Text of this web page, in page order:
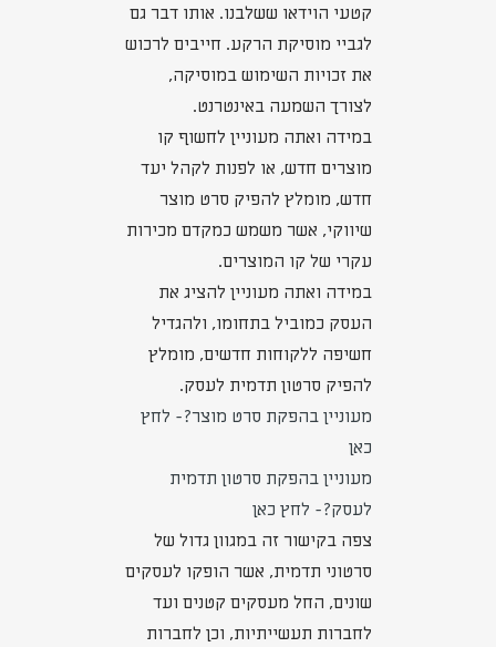
קטעי הוידאו ששלבנו. אותו דבר גם
לגביי מוסיקת הרקע. חייבים לרכוש
את זכויות השימוש במוסיקה,
לצורך השמעה באינטרנט.
במידה ואתה מעוניין לחשוף קו
מוצרים חדש, או לפנות לקהל יעד
חדש, מומלץ להפיק סרט מוצר
שיווקי, אשר משמש כמקדם מכירות
עקרי של קו המוצרים.
במידה ואתה מעוניין להציג את
העסק כמוביל בתחומו, ולהגדיל
חשיפה ללקוחות חדשים, מומלץ
להפיק סרטון תדמית לעסק.
מעוניין בהפקת סרט מוצר?- לחץ
כאן
מעוניין בהפקת סרטון תדמית
לעסק?- לחץ כאן
צפה בקישור זה במגוון גדול של
סרטוני תדמית, אשר הופקו לעסקים
שונים, החל מעסקים קטנים ועד
לחברות תעשייתיות, וכן לחברות